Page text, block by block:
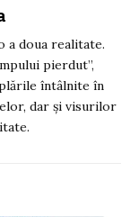
a doua realitate.
pierdut”,
întâlnite în
dar și visurilor